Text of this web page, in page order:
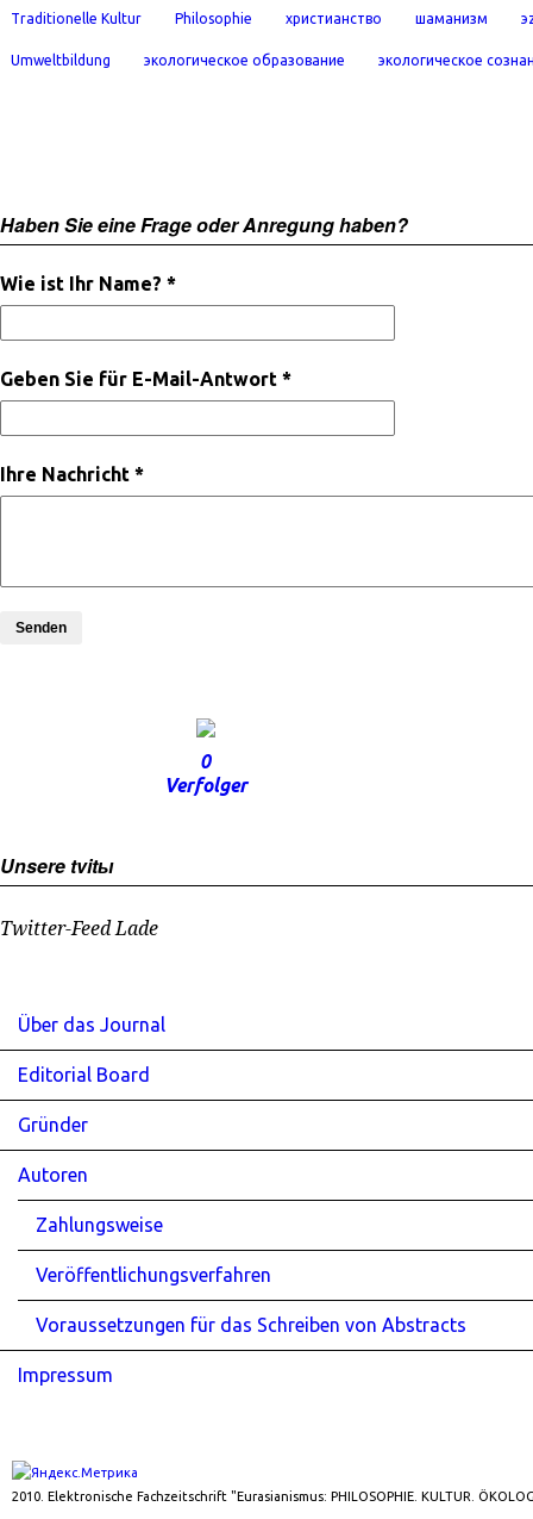
Traditionelle Kultur Philosophie христианство шаманизм
Umweltbildung экологическое образование экологическое
Haben Sie eine Frage oder Anregung haben?
Wie ist Ihr Name? *
Geben Sie für E-Mail-Antwort *
Ihre Nachricht *
Senden
0
Verfolger
Unsere tvitы
Twitter-Feed Lade
Über das Journal
Editorial Board
Gründer
Autoren
Zahlungsweise
Veröffentlichungsverfahren
Voraussetzungen für das Schreiben von Abstracts
Impressum
2010. Elektronische Fachzeitschrift "Eurasianismus: PHILOSOPHIE. KULTUR.